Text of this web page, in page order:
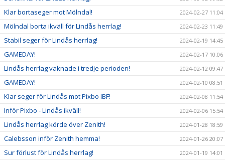
Klar bortaseger mot Mölndal! 2024-02-27 11:04
Mölndal borta ikväll för Lindås herrlag! 2024-02-23 11:49
Stabil seger för Lindås herrlag! 2024-02-19 14:45
GAMEDAY! 2024-02-17 10:06
Lindås herrlag vaknade i tredje perioden! 2024-02-12 09:47
GAMEDAY! 2024-02-10 08:51
Klar seger för Lindås mot Pixbo IBF! 2024-02-08 11:54
Inför Pixbo - Lindås ikväll! 2024-02-06 15:54
Lindås herrlag körde över Zenith! 2024-01-28 18:59
Calebsson inför Zenith hemma! 2024-01-26 20:07
Sur förlust för Lindås herrlag! 2024-01-19 14:01